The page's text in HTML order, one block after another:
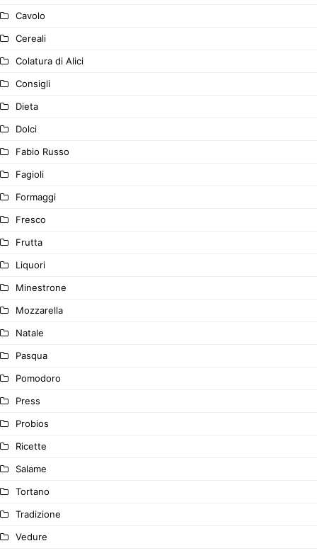
Cavolo
Cereali
Colatura di Alici
Consigli
Dieta
Dolci
Fabio Russo
Fagioli
Formaggi
Fresco
Frutta
Liquori
Minestrone
Mozzarella
Natale
Pasqua
Pomodoro
Press
Probios
Ricette
Salame
Tortano
Tradizione
Vedure